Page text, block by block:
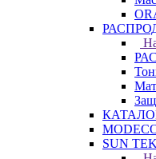
SUN TEK